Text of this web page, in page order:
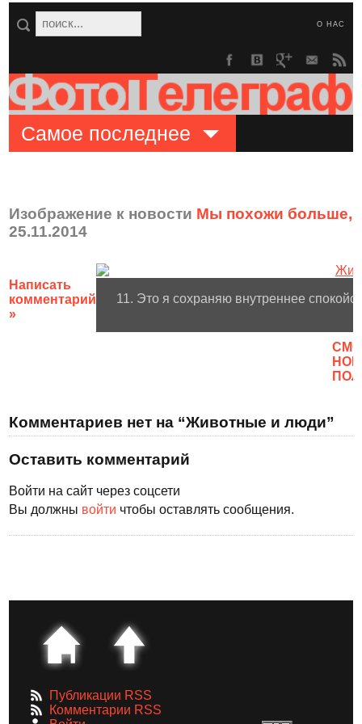
О НАС
Самое последнее
Изображение к новости Мы похожи больше,
25.11.2014
Написать
комментарий
»
11. Это я сохраняю внутреннее
Комментариев нет на “Животные и люди”
Оставить комментарий
Войти на сайт через соцсети
Вы должны войти чтобы оставлять сообщения.
Публикации RSS
Комментарии RSS